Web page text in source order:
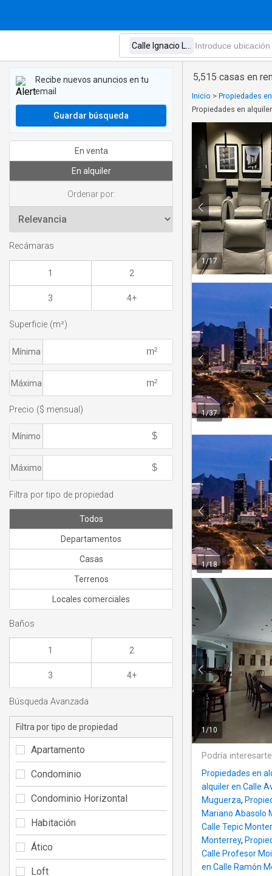
5,515 casas en
Inicio > Propiedades
Propiedades en
1/17
1/37
1/18
1 /10
Podría
Propiedades en
alquiler en Calle
Muguerza,
Mariano Abasolo
Calle Tepic
Monterrey,
Calle Profesor
en Calle Ramón
Recibe nuevos anuncios en tu
email
Guardar búsqueda
En venta
En alquiler
Ordenar por:
Recámaras
1 2
3 4+
Superficie (m²)
Mínima
Máxima
Precio ($ mensual)
Mínimo
Máximo
Filtra por tipo de propiedad
Todos
Departamentos
Casas
Terrenos
Locales comerciales
Baños
1 2
3 4+
Búsqueda Avanzada
Filtra por tipo de propiedad
Apartamento
Condominio
Condominio Horizontal
Habitación
Ático
Loft